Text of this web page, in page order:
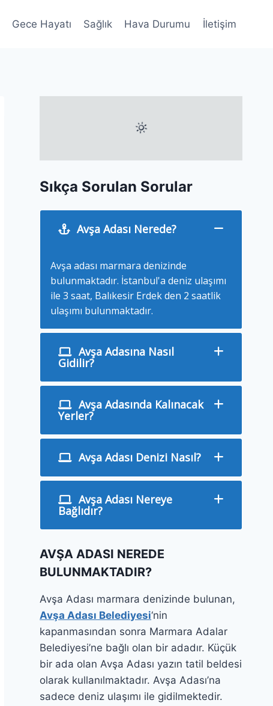
Gece Hayatı Sağlık Hava Durumu İletişim
Sıkça Sorulan Sorular
Avşa Adası Nerede?
Avşa adası marmara denizinde
bulunmaktadır. İstanbul'a deniz ulaşımı
ile 3 saat, Balıkesir Erdek den 2 saatlik
ulaşımı bulunmaktadır.
Avşa Adasına Nasıl
Gidilir?
Avşa Adasında Kalınacak
Yerler?
Avşa Adası Denizi Nasıl?
Avşa Adası Nereye
Bağlıdır?
AVŞA ADASI NEREDE
BULUNMAKTADIR?
Avşa Adası marmara denizinde bulunan,
Avşa Adası Belediyesi‘nin
kapanmasından sonra Marmara Adalar
Belediyesi’ne bağlı olan bir adadır. Küçük
bir ada olan Avşa Adası yazın tatil beldesi
olarak kullanılmaktadır. Avşa Adası’na
sadece deniz ulaşımı ile gidilmektedir.